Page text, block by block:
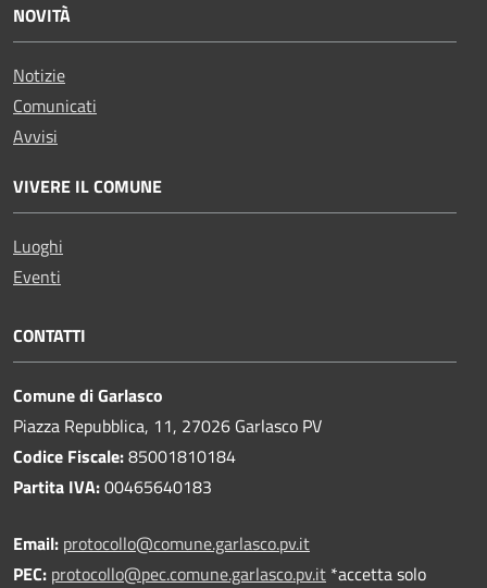
NOVITÀ
Notizie
Comunicati
Avvisi
VIVERE IL COMUNE
Luoghi
Eventi
CONTATTI
Comune di Garlasco
Piazza Repubblica, 11, 27026 Garlasco PV
Codice Fiscale:85001810184
Partita IVA:00465640183
Email: protocollo@comune.garlasco.pv.it
PEC: protocollo@pec.comune.garlasco.pv.it *accetta solo